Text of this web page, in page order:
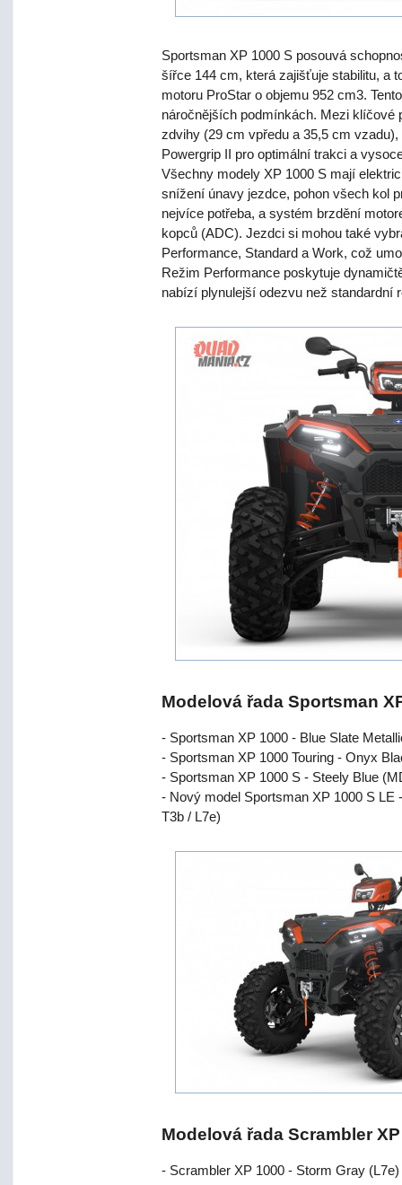
Sportsman XP 1000 S posouvá
šířce 144 cm, která zajišťuje stabilitu, a
motoru ProStar o objemu 952 cm3.
náročnějších podmínkách. Mezi klíčové
zdvihy (29 cm vpředu a 35,5 cm
Powergrip II pro optimální trakci a
Všechny modely XP 1000 S mají
snížení únavy jezdce, pohon všech kol
nejvíce potřeba, a systém brzdění
kopců (ADC). Jezdci si mohou také
Performance, Standard a Work, což
Režim Performance poskytuje
nabízí plynulejší odezvu než standardní
Modelová řada Sportsman
- Sportsman XP 1000 - Blue Slate
- Sportsman XP 1000 Touring - Onyx
- Sportsman XP 1000 S - Steely Blue
- Nový model Sportsman XP 1000 S LE
T3b / L7e)
Modelová řada Scrambler
- Scrambler XP 1000 - Storm Gray (L7e)